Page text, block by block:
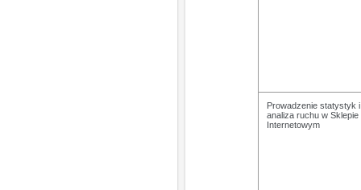
Prowadzenie statystyk i
analiza ruchu w Sklepie
Internetowym